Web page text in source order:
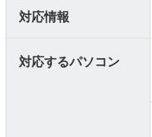
対応情報
対応するパソコン